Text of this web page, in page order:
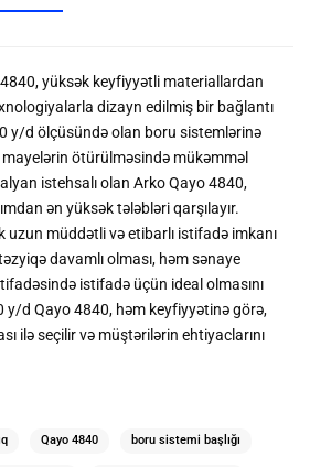
yüksək keyfiyyətli materiallardan
dizayn edilmiş bir bağlantı
y/d ölçüsündə olan boru sistemlərinə
ötürülməsində mükəmməl
istehsalı olan Arko Qayo 4840,
ən yüksək tələbləri qarşılayır.
uzun müddətli və etibarlı istifadə imkanı
davamlı olması, həm sənaye
istifadə üçün ideal olmasını
y/d Qayo 4840, həm keyfiyyətinə görə,
ilə seçilir və müştərilərin ehtiyaclarını
Qayo 4840 boru sistemi başlığı